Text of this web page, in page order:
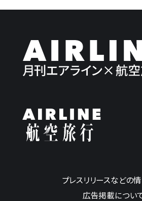
プレスリリースなどの
広告掲載につい